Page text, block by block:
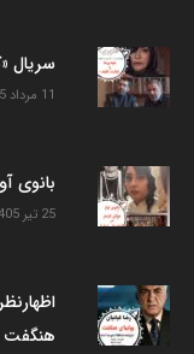
سریال
11 مرداد 1405
بانوی
25 تیر 1405
هنگفت